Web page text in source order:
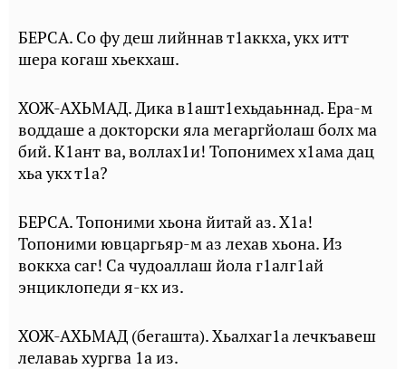
БЕРСА. Со фу деш лийннав т1аккха, укх итт
шера когаш хьекхаш.
ХОЖ-АХЬМАД. Дика в1ашт1ехьдаьннад. Ера-м
воддаше а докторски яла мегаргйолаш болх ма
бий. К1ант ва, воллах1и! Топонимех х1ама дац
хьа укх т1а?
БЕРСА. Топоними хьона йитай аз. Х1а!
Топоними ювцаргьяр-м аз лехав хьона. Из
воккха саг! Са чудоаллаш йола г1алг1ай
энциклопеди я-кх из.
ХОЖ-АХЬМАД (бегашта). Хьалхаг1а лечкъавеш
лелаваь хургва 1а из.